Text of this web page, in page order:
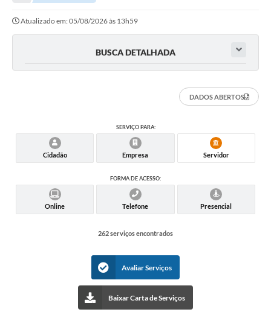
Atualizado em: 05/08/2026 às 13h59
BUSCA DETALHADA
DADOS ABERTOS
SERVIÇO PARA:
Cidadão Empresa Servidor
FORMA DE ACESSO:
Online Telefone Presencial
262 serviços encontrados
Avaliar Serviços
Baixar Carta de Serviços